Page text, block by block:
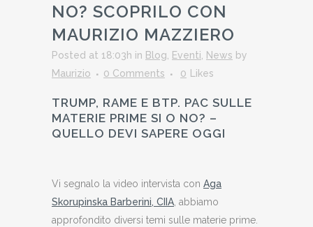
NO? SCOPRILO CON
MAURIZIO MAZZIERO
Posted at 18:03h in Blog Eventi News by
Maurizio
0 Comments 0 Likes
TRUMP, RAME E BTP. PAC SULLE
MATERIE PRIME SI O NO? –
QUELLO DEVI SAPERE OGGI
Vi segnalo la video intervista con Aga
Skorupinska Barberini, CIIA , abbiamo
approfondito diversi temi sulle materie prime.